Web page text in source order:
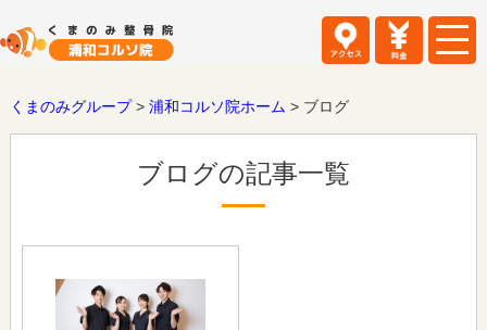
くまのみグループ> 浦和コルソ院ホーム > ブログ
ブログの記事一覧